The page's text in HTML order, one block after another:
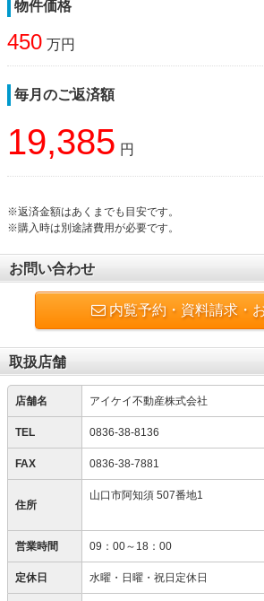
物件価格
450 万円
毎月のご返済額
19,385 円
※返済金額はあくまでも目安です。
※購入時は別途諸費用が必要です。
お問い合わせ
内覧予約・資料請求・
取扱店舗
店舗名 アイケイ不動産株式会社
TEL 0836-38-8136
FAX 0836-38-7881
住所
山口市阿知須 507番地1
営業時間 09：00～18：00
定休日 水曜・日曜・祝日定休日